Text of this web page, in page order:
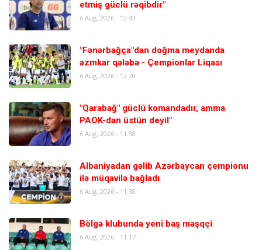
etmiş güclü rəqibdir"
6 Aug, 2026 - 12:43
"Fənərbağça"dan doğma meydanda
əzmkar qələbə - Çempionlar Liqası
6 Aug, 2026 - 12:20
"Qarabağ" güclü komandadır, amma
PAOK-dan üstün deyil"
6 Aug, 2026 - 11:58
Albaniyadan gəlib Azərbaycan çempionu
ilə müqavilə bağladı
6 Aug, 2026 - 11:38
Bölgə klubunda yeni baş məşqçi
6 Aug, 2026 - 11:17